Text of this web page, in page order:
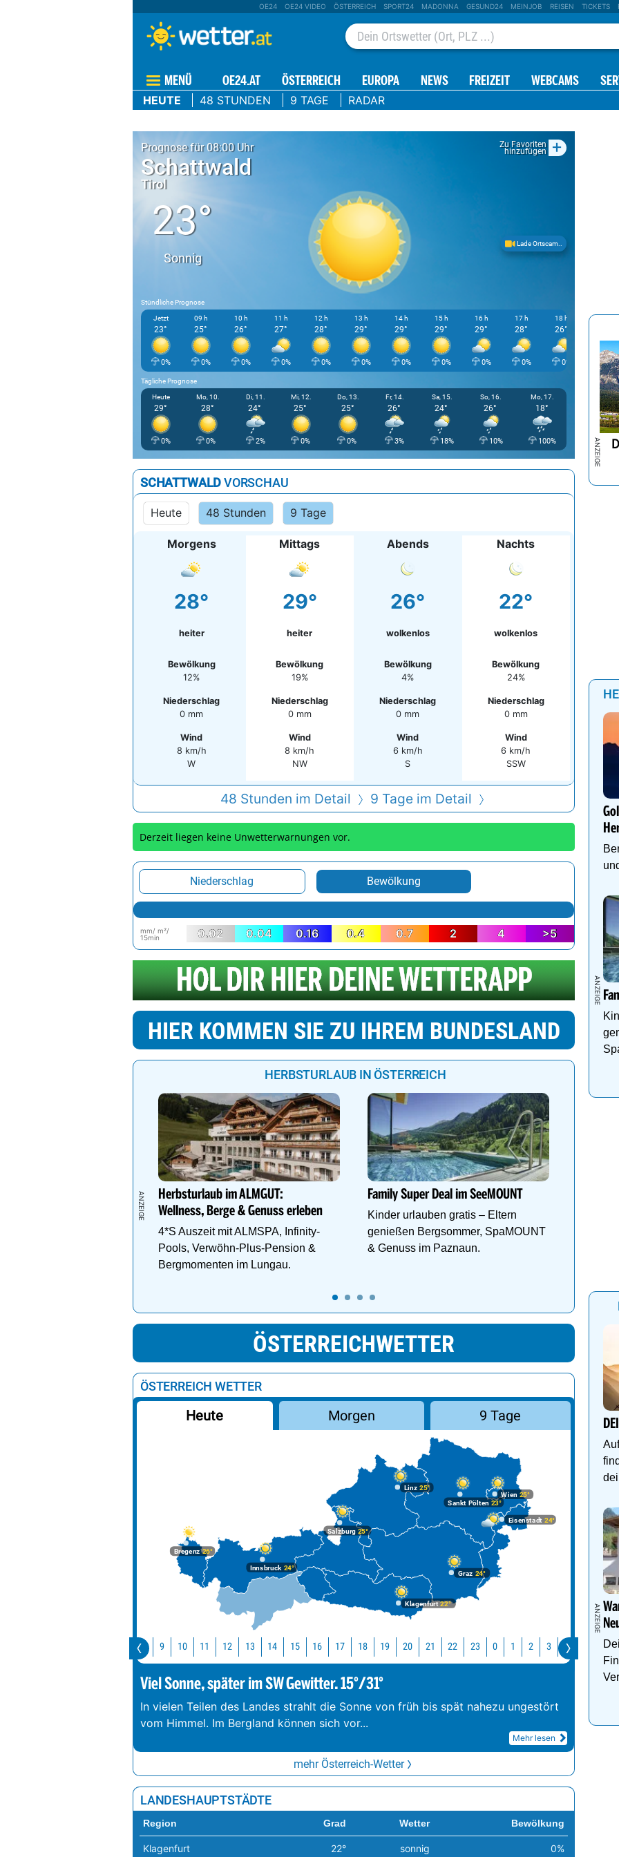
OE24 OE24 VIDEO ÖSTERREICH SPORT24 MADONNA GESUND24 MEINJOB REISEN TICKETS
MENÜ OE24.AT ÖSTERREICH EUROPA NEWS FREIZEIT WEBCAMS
HEUTE 48 STUNDEN 9 TAGE RADAR
Prognose für 08:00 Uhr Zu Favoriten
hinzufügen +
Schattwald
Tirol
23°
Sonnig
Lade Ortscam..
Stündliche Prognose
Jetzt
23°
0%
09 h
25°
0%
10 h
26°
0%
11 h
27°
0%
12 h
28°
0%
13 h
29°
0%
14 h
29°
0%
15 h
29°
0%
16 h
29°
0%
17 h
28°
0%
18 h
26°
0% 0%
Tägliche Prognose
Heute
29°
0%
Mo, 10.
28°
0%
Di, 11.
24°
2%
Mi, 12.
25°
0%
Do, 13.
25°
0%
Fr, 14.
26°
3%
Sa, 15.
24°
18%
So, 16.
26°
10%
Mo, 17.
18°
100%
SCHATTWALDVORSCHAU
Heute 48 Stunden 9 Tage
Morgens
28°
heiter
Bewölkung
12%
Niederschlag
0 mm
Wind
8 km/h
W
Mittags
29°
heiter
Bewölkung
19%
Niederschlag
0 mm
Wind
8 km/h
NW
Abends
26°
wolkenlos
Bewölkung
4%
Niederschlag
0 mm
Wind
6 km/h
S
Nachts
22°
wolkenlos
Bewölkung
24%
Niederschlag
0 mm
Wind
6 km/h
SSW
48 Stunden im Detail 9 Tage im Detail
Derzeit liegen keine Unwetterwarnungen vor.
Niederschlag Bewölkung
mm/ m²/
15min
0.02 0.04 0.16 0.4 0.7 2 4 >5
HIER KOMMEN SIE ZU IHREM BUNDESLAND
HERBSTURLAUB IN ÖSTERREICH
Herbsturlaub im ALMGUT:
Wellness, Berge & Genuss erleben
4*S Auszeit mit ALMSPA, Infinity-
Pools, Verwöhn-Plus-Pension &
Bergmomenten im Lungau.
Family Super Deal im SeeMOUNT
Kinder urlauben gratis – Eltern
genießen Bergsommer, SpaMOUNT
& Genuss im Paznaun.
ÖSTERREICHWETTER
ÖSTERREICH WETTER
Heute Morgen 9 Tage
Bregenz26°
Graz 24°
Innsbruck24°
Klagenfurt22°
Linz 25°
Salzburg25°
Wien 25°
Eisenstadt 24°
Sankt Pölten 23°
Jetzt 23 0 1 2 5
Viel Sonne, später im SW Gewitter. 15°/31°
In vielen Teilen des Landes strahlt die Sonne von früh bis spät nahezu ungestört
vom Himmel. Im Bergland können sich vor...
Mehr lesen
mehr Österreich-Wetter
LANDESHAUPTSTÄDTE
Region Grad Wetter Bewölkung
Klagenfurt 22° sonnig 0%